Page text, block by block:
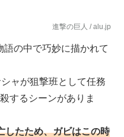
進撃の巨人 / alu.jp
の中で巧妙に描かれて
ャが狙撃班として任務
するシーンがありま
したため、ガビはこの時